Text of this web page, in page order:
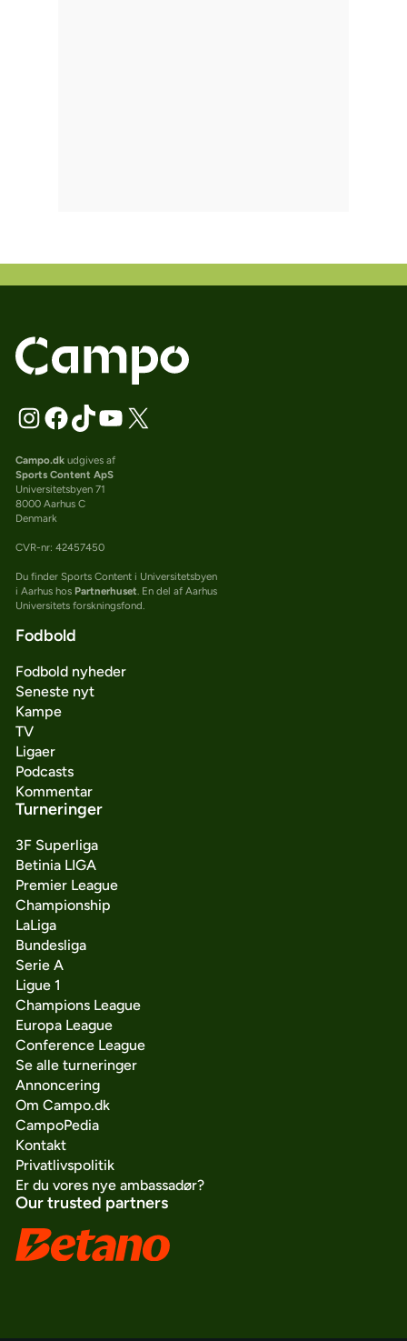
Campo.dkudgives af
Sports Content ApS
Universitetsbyen 71
8000 Aarhus C
Denmark
CVR-nr: 42457450
Du finder Sports Content i Universitetsbyen
i Aarhus hos Partnerhuset . En del af Aarhus
Universitets forskningsfond.
Fodbold
Fodbold nyheder
Seneste nyt
Kampe
TV
Ligaer
Podcasts
Kommentar
Turneringer
3F Superliga
Betinia LIGA
Premier League
Championship
LaLiga
Bundesliga
Serie A
Ligue 1
Champions League
Europa League
Conference League
Se alle turneringer
Annoncering
Om Campo.dk
CampoPedia
Kontakt
Privatlivspolitik
Er du vores nye ambassadør?
Our trusted partners